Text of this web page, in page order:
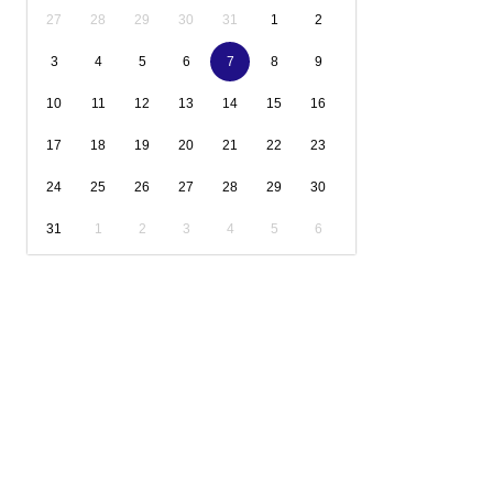
27 28 29 30 31 1 2
3 4 5 6 7 8 9
10 11 12 13 14 15 16
17 18 19 20 21 22 23
24 25 26 27 28 29 30
31 1 2 3 4 5 6